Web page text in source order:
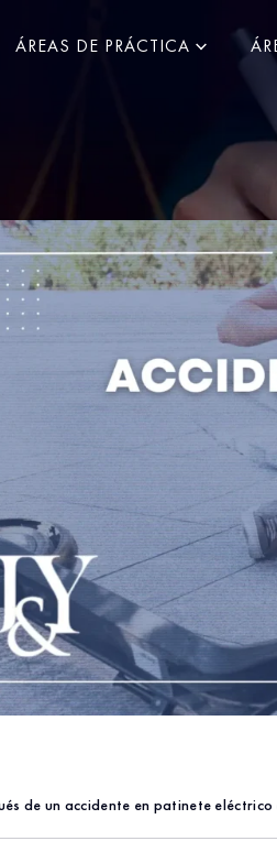
ÁREAS DE PRÁCTICA
de un accidente en patinete